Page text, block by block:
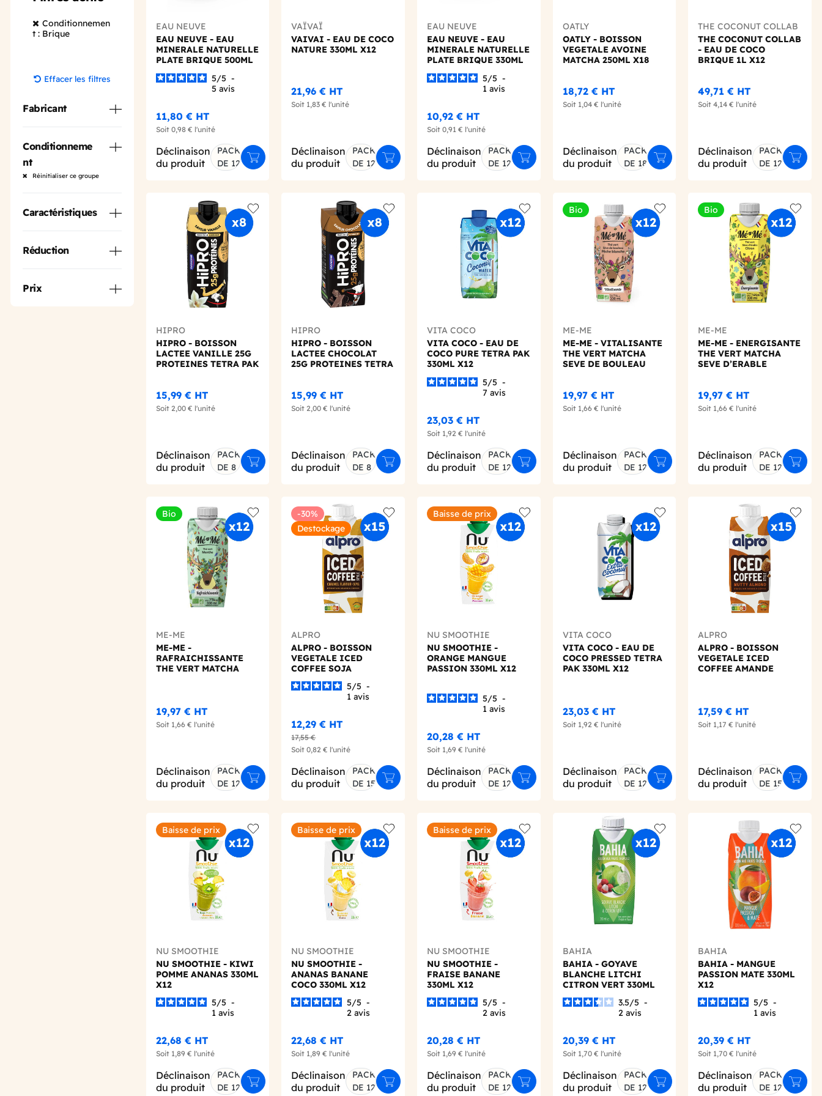
Conditionnemen
t : Brique
Effacer les filtres
Fabricant
Conditionneme
nt
Réinitialiser ce groupe
Caractéristiques
Réduction
Prix
EAU NEUVE
EAU NEUVE - EAU
MINERALE NATURELLE
PLATE BRIQUE 500ML
5/5 -
5 avis
11,80 € HT
Soit 0,98 € l'unité
Déclinaison
du produit
PACK
DE 12
Ajouter au panier
VAÏVAÏ
VAIVAI - EAU DE COCO
NATURE 330ML X12
21,96 € HT
Soit 1,83 € l'unité
Déclinaison
du produit
PACK
DE 12
Ajouter au panier
EAU NEUVE
EAU NEUVE - EAU
MINERALE NATURELLE
PLATE BRIQUE 330ML
5/5 -
1 avis
10,92 € HT
Soit 0,91 € l'unité
Déclinaison
du produit
PACK
DE 12
Ajouter au panier
OATLY
OATLY - BOISSON
VEGETALE AVOINE
MATCHA 250ML X18
18,72 € HT
Soit 1,04 € l'unité
Déclinaison
du produit
PACK
DE 18
Ajouter au panier
THE COCONUT COLLAB
THE COCONUT COLLAB
- EAU DE COCO
BRIQUE 1L X12
49,71 € HT
Soit4,14 € l'unité
Déclinaison
du produit
PACK
DE 12
Add to wishlist
HIPRO
HIPRO - BOISSON
LACTEE VANILLE 25G
PROTEINES TETRA PAK
15,99 € HT
Soit 2,00 € l'unité
Déclinaison
du produit
PACK
DE 8
Ajouter au panier
Add to wishlist
HIPRO
HIPRO - BOISSON
LACTEE CHOCOLAT
25G PROTEINES TETRA
15,99 € HT
Soit2,00 € l'unité
Déclinaison
du produit
PACK
DE 8
Ajouter au panier
Add to wishlist
VITA COCO
VITA COCO - EAU DE
COCO PURE TETRA PAK
330ML X12
5/5 -
7 avis
23,03 € HT
Soit 1,92 € l'unité
Déclinaison
du produit
PACK
DE 12
Ajouter au panier
Bio
Add to wishlist
ME-ME
ME-ME - VITALISANTE
THE VERT MATCHA
SEVE DE BOULEAU
19,97 € HT
Soit 1,66 € l'unité
Déclinaison
du produit
PACK
DE 12
Ajouter au panier
Bio
Add
ME-ME
ME-ME - ENERGISANTE
THE VERT MATCHA
SEVE D’ERABLE
19,97 € HT
Soit 1,66 € l'unité
Déclinaison
du produit
PACK
DE 12
Bio
Add to wishlist
ME-ME
ME-ME -
RAFRAICHISSANTE
THE VERT MATCHA
19,97 € HT
Soit 1,66 € l'unité
Déclinaison
du produit
PACK
DE 12
Ajouter au panier
-30%
Destockage
Add to wishlist
ALPRO
ALPRO - BOISSON
VEGETALE ICED
COFFEE SOJA
5/5 -
1avis
12,29 € HT
17,55 €
Soit0,82 € l'unité
Déclinaison
du produit
PACK
DE 15
Ajouter au panier
Baisse de prix
Add to wishlist
NU SMOOTHIE
NU SMOOTHIE -
ORANGE MANGUE
PASSION 330ML X12
5/5 -
1 avis
20,28 € HT
Soit 1,69 € l'unité
Déclinaison
du produit
PACK
DE 12
Ajouter au panier
Add to wishlist
VITA COCO
VITA COCO - EAU DE
COCO PRESSED TETRA
PAK 330ML X12
23,03 € HT
Soit 1,92 € l'unité
Déclinaison
du produit
PACK
DE 12
Ajouter au panier
Add
ALPRO
ALPRO - BOISSON
VEGETALE ICED
COFFEE AMANDE
17,59 € HT
Soit 1,17 € l'unité
Déclinaison
du produit
PACK
DE 15
Baisse de prix
Add to wishlist
NU SMOOTHIE
NU SMOOTHIE - KIWI
POMME ANANAS 330ML
X12
5/5 -
1 avis
22,68 € HT
Soit 1,89 € l'unité
Déclinaison
du produit
PACK
DE 12
Ajouter au panier
Baisse de prix
Add to wishlist
NU SMOOTHIE
NU SMOOTHIE -
ANANAS BANANE
COCO 330ML X12
5/5 -
2avis
22,68 € HT
Soit 1,89 € l'unité
Déclinaison
du produit
PACK
DE 12
Ajouter au panier
Baisse de prix
Add to wishlist
NU SMOOTHIE
NU SMOOTHIE -
FRAISE BANANE
330ML X12
5/5 -
2 avis
20,28 € HT
Soit 1,69 € l'unité
Déclinaison
du produit
PACK
DE 12
Ajouter au panier
Add to wishlist
BAHIA
BAHIA - GOYAVE
BLANCHE LITCHI
CITRON VERT 330ML
X12
3.5/5 -
2 avis
20,39 € HT
Soit 1,70 € l'unité
Déclinaison
du produit
PACK
DE 12
Ajouter au panier
Add
BAHIA
BAHIA - MANGUE
PASSION MATE 330ML
X12
5/5 -
1avis
20,39 € HT
Soit 1,70 € l'unité
Déclinaison
du produit
PACK
DE 12